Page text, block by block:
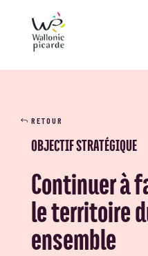
RETOUR
OBJECTIF STRATÉGIQUE
Continuer à
le territoire
ensemble